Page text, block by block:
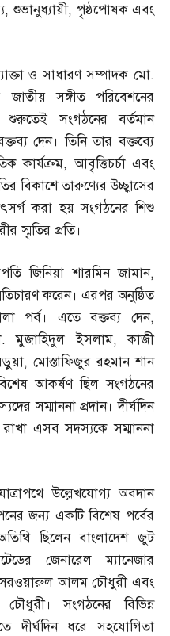
,শুভানুধ্যায়ী, পৃষ্ঠপোষক এবং
ও সাধারণ সম্পাদক মো.
সঙ্গীত পরিবেশনের
শুরুতেই সংগঠনের বর্তমান
দেন। তিনি তার বক্তব্যে
কার্যক্রম,আবৃত্তিচর্চা এবং
বিকাশে তারুণ্যের উচ্ছ্বাসের
করা হয় সংগঠনের শিশু
স্মৃতির প্রতি।
জিনিয়া শারমিন জামান,
করেন। এরপর অনুষ্ঠিত
পর্ব। এতে বক্তব্য দেন,
.মুজাহিদুল ইসলাম,কাজী
,মোস্তাফিজুর রহমান শান
আকর্ষণ ছিল সংগঠনের
সম্মাননা প্রদান। দীর্ঘদিন
এসব সদস্যকে সম্মাননা
উল্লেখযোগ্য অবদান
জন্য একটি বিশেষ পর্বের
ছিলেন বাংলাদেশ জুট
জেনারেল ম্যানেজার
আলম চৌধুরী এবং
সংগঠনের বিভিন্ন
দীর্ঘদিন ধরে সহযোগিতা